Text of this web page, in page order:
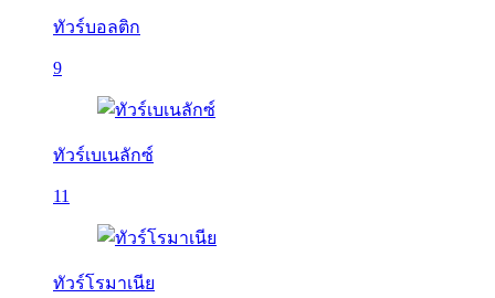
ทัวร์บอลติก
9
ทัวร์เบเนลักซ์
11
ทัวร์โรมาเนีย